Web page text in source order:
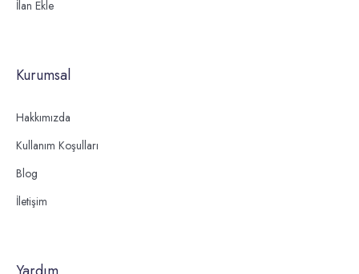
İlan Ekle
Kurumsal
Hakkımızda
Kullanım Koşulları
Blog
İletişim